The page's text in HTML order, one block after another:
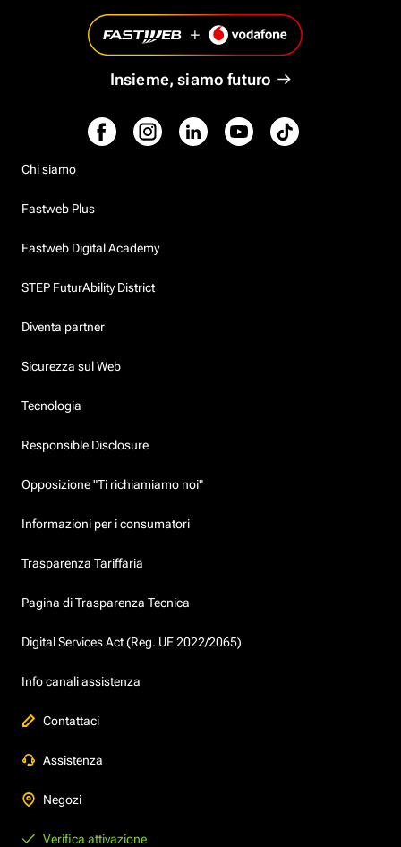
Insieme, siamo futuro
Chi siamo
Fastweb Plus
Fastweb Digital Academy
STEP FuturAbility District
Diventa partner
Sicurezza sul Web
Tecnologia
Responsible Disclosure
Opposizione "Ti richiamiamo noi"
Informazioni per i consumatori
Trasparenza Tariffaria
Pagina di Trasparenza Tecnica
Digital Services Act (Reg. UE 2022/2065)
Info canali assistenza
Contattaci
Assistenza
Negozi
Verifica attivazione